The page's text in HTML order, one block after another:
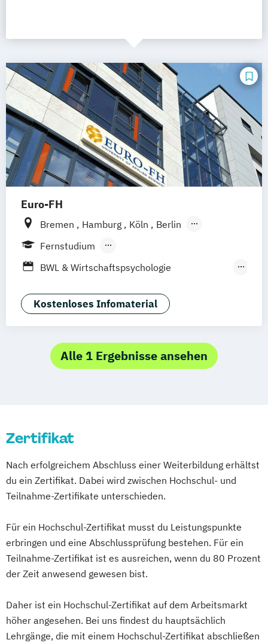
Euro-FH
Bremen Hamburg Köln
Berlin
Göttingen
Fernstudium
Berufsbegleitendes Präsenzstudium
BWL & Wirtschaftspsychologie
Betriebswirtschaft &
Wirtschaftspsychologie
Interkulturelle Psychologie
Psychologie mit Schwerpunkt Arbeits-
Psychologie mit Schwerpunkt
Gesundheitspsychologie
Psychologie und Psychologische Beratung
Psychologie mit Schwerpunkt
Psychologische Diagnostik und Evaluation
Pädagogische Psychologie
Wirtschaftspsychologie
Kostenloses Infomaterial
Alle 1 Ergebnisse ansehen
Zertifikat
Nach erfolgreichem Abschluss einer Weiterbildung erhältst
du ein Zertifikat. Dabei wird zwischen Hochschul- und
Teilnahme-Zertifikate unterschieden.
Für ein Hochschul-Zertifikat musst du Leistungspunkte
erbringen und eine Abschlussprüfung bestehen. Für ein
Teilnahme-Zertifikat ist es ausreichen, wenn du 80 Prozent
der Zeit anwesend gewesen bist.
Daher ist ein Hochschul-Zertifikat auf dem Arbeitsmarkt
höher angesehen. Bei uns findest du hauptsächlich
Lehrgänge, die mit einem Hochschul-Zertifikat abschließen